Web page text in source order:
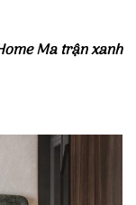
Ma trận xanh